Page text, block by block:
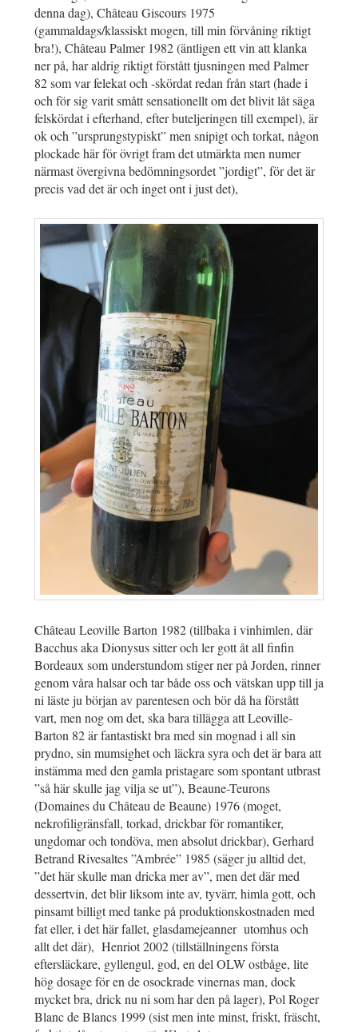
denna dag), Château Giscours 1975
(gammaldags/klassiskt mogen, till min förvåning riktigt
bra!), Château Palmer 1982 (äntligen ett vin att klanka
ner på, har aldrig riktigt förstått tjusningen med Palmer
82 som var felekat och -skördat redan från start (hade i
och för sig varit smått sensationellt om det blivit låt säga
felskördat i efterhand, efter buteljeringen till exempel), är
ok och ”ursprungstypiskt” men snipigt och torkat, någon
plockade här för övrigt fram det utmärkta men numer
närmast övergivna bedömningsordet ”jordigt”, för det är
precis vad det är och inget ont i just det),
Château Leoville Barton 1982 (tillbaka i vinhimlen, där
Bacchus aka Dionysus sitter och ler gott åt all finfin
Bordeaux som understundom stiger ner på Jorden, rinner
genom våra halsar och tar både oss och vätskan upp till ja
ni läste ju början av parentesen och bör då ha förstått
vart, men nog om det, ska bara tillägga att Leoville-
Barton 82 är fantastiskt bra med sin mognad i all sin
prydno, sin mumsighet och läckra syra och det är bara att
instämma med den gamla pristagare som spontant utbrast
”så här skulle jag vilja se ut”), Beaune-Teurons
(Domaines du Château de Beaune) 1976 (moget,
nekrofiligränsfall, torkad, drickbar för romantiker,
ungdomar och tondöva, men absolut drickbar), Gerhard
Betrand Rivesaltes ”Ambrée” 1985 (säger ju alltid det,
”det här skulle man dricka mer av”, men det där med
dessertvin, det blir liksom inte av, tyvärr, himla gott, och
pinsamt billigt med tanke på produktionskostnaden med
fat eller, i det här fallet, glasdamejeanner utomhus och
allt det där), Henriot 2002 (tillställningens första
eftersläckare, gyllengul, god, en del OLW ostbåge, lite
hög dosage för en de osockrade vinernas man, dock
mycket bra, drick nu ni som har den på lager), Pol Roger
Blanc de Blancs 1999 (sist men inte minst, friskt, fräscht,